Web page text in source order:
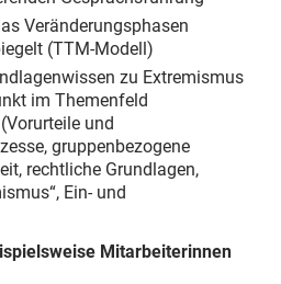
Veränderungsphasen
(TTM-Modell)
zu Extremismus
im Themenfeld
und
gruppenbezogene
rechtliche Grundlagen,
Ein- und
Mitarbeiterinnen